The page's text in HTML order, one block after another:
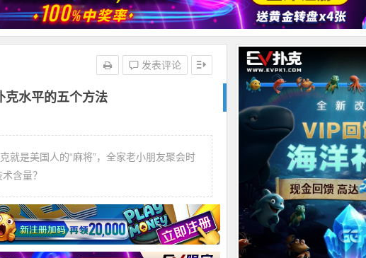
克水平的五个方法
发表评论
就是美国人的“麻将”，全家老小朋友聚会时
含量？